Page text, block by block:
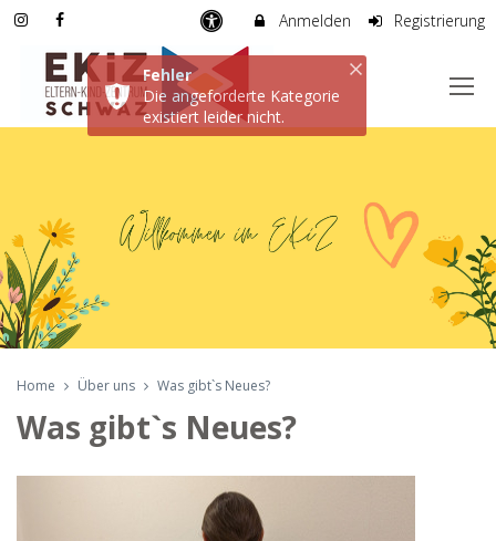
Anmelden Registrierung
Home Über uns Was gibt`s Neues?
Was gibt`s Neues?
Fehler
Die angeforderte Kategorie
existiert leider nicht.